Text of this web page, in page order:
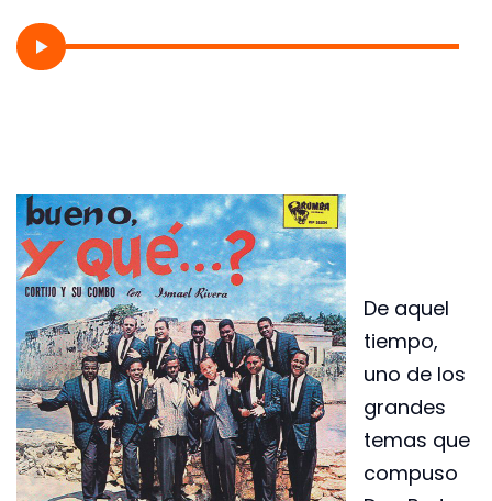
De aquel
tiempo,
uno de los
grandes
temas que
compuso